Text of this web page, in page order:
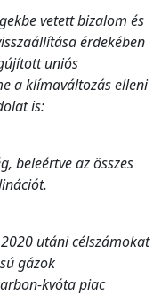
vetett bizalom és
érdekében
uniós
a klímaváltozás elleni
is:
beleértve az összes
utáni célszámokat
gázok
kvóta piac